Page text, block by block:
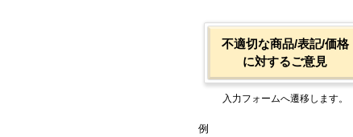
不適切な商品/表記/価格
に対するご意見
入力フォームへ遷移します。
例